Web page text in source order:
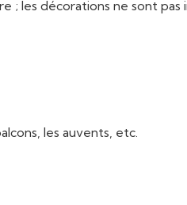
; les décorations ne sont pas
les auvents, etc.